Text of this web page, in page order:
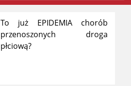
To już EPIDEMIA chorób
przenoszonych droga
płciową?